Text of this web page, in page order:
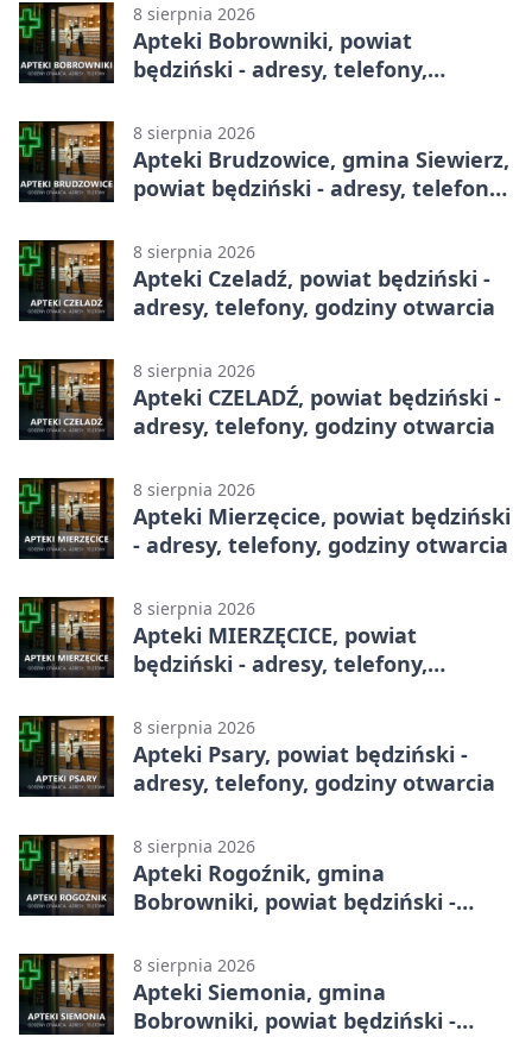
8 sierpnia 2026
Apteki Bobrowniki, powiat
będziński - adresy, telefony,
8 sierpnia 2026
Apteki Brudzowice, gmina Siewierz,
powiat będziński - adresy, telefony,
8 sierpnia 2026
Apteki Czeladź, powiat będziński -
adresy, telefony, godziny otwarcia
8 sierpnia 2026
Apteki CZELADŹ, powiat będziński -
adresy, telefony, godziny otwarcia
8 sierpnia 2026
Apteki Mierzęcice, powiat będziński
- adresy, telefony, godziny otwarcia
8 sierpnia 2026
Apteki MIERZĘCICE, powiat
będziński - adresy, telefony,
8 sierpnia 2026
Apteki Psary, powiat będziński -
adresy, telefony, godziny otwarcia
8 sierpnia 2026
Apteki Rogoźnik, gmina
Bobrowniki, powiat będziński -
8 sierpnia 2026
Apteki Siemonia, gmina
Bobrowniki, powiat będziński -